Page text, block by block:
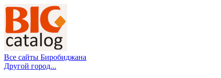
Все сайты Биробиджана
Другой город...